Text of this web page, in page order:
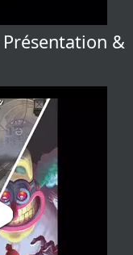
Présentation &